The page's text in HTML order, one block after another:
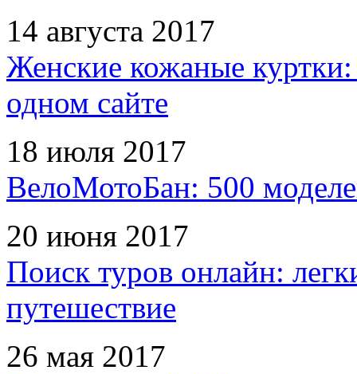
14 августа 2017
Женские кожаные
одном сайте
18 июля 2017
ВелоМотоБан: 500
20 июня 2017
Поиск туров онлайн:
путешествие
26 мая 2017